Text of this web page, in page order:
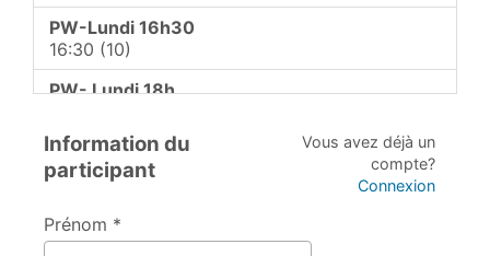
PW-Lundi 16h30
16:30 (10)
PW- Lundi 18h
PW- Lundi 19h30
19:30 (10)
Mardi
Information du
participant
Vous avez déjà un
compte?
Connexion
Prénom *